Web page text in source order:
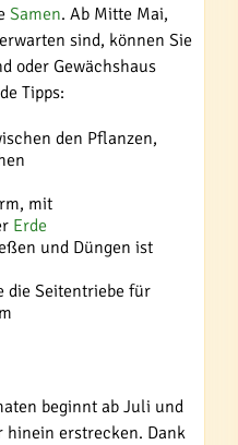
Samen. Ab Mitte Mai,
sind, können Sie
oder Gewächshaus
Tipps:
den Pflanzen,
mit
Erde
und Düngen ist
die Seitentriebe für
beginnt ab Juli und
hinein erstrecken. Dank